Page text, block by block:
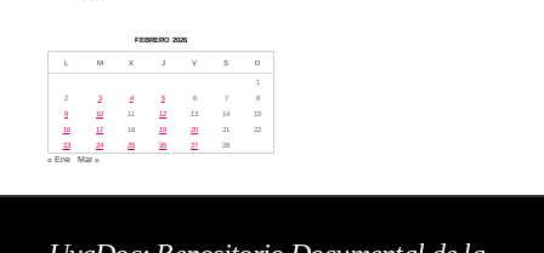
FEBRERO 2026
L M X J V S D
1
2
3 4 5 6 7
8
9
10 11 12 13 14
15
16
17 18 19 20 21
22
23
24 25 26 27 28
« Ene Mar »